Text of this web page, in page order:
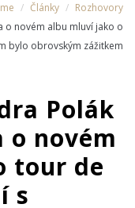
Články
Rozhovory
o novém albu mluví jako o
bylo obrovským zážitkem
Polák
o novém
tour de
s